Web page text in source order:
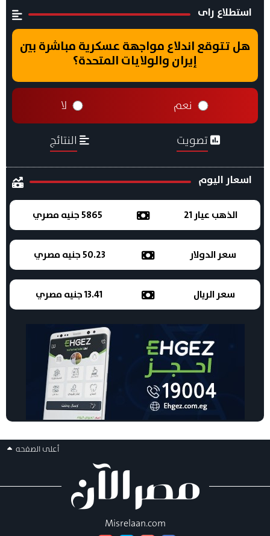
استطلاع راى
هل تتوقع اندلاع مواجهة عسكرية مباشرة بين
إيران والولايات المتحدة؟
نعم لا
تصويت النتائج
اسعار اليوم
الذهب عيار 21 5865 جنيه مصري
سعر الدولار 50.23 جنيه مصري
سعر الريال 13.41 جنيه مصري
أعلى الصفحه
Misrelaan.com